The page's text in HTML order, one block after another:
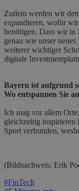
Zudem werden wir
expandieren, wofür
benötigen. Dass wir in
genau wie unser
weiterer wichtiger
digitale
Bayern ist aufgrund
Wo entspannen Sie
Ich mag vor allem
gleichzeitig inspirieren
Sport verbunden,
(Bildnachweis: Erik
#FinTech